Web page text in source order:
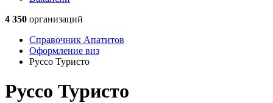
4 350 организаций
Справочник Апатитов
Оформление виз
Руссо Туристо
Руссо Туристо